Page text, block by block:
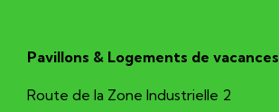
Pavillons & Logements de vacances
Route de la Zone Industrielle 2